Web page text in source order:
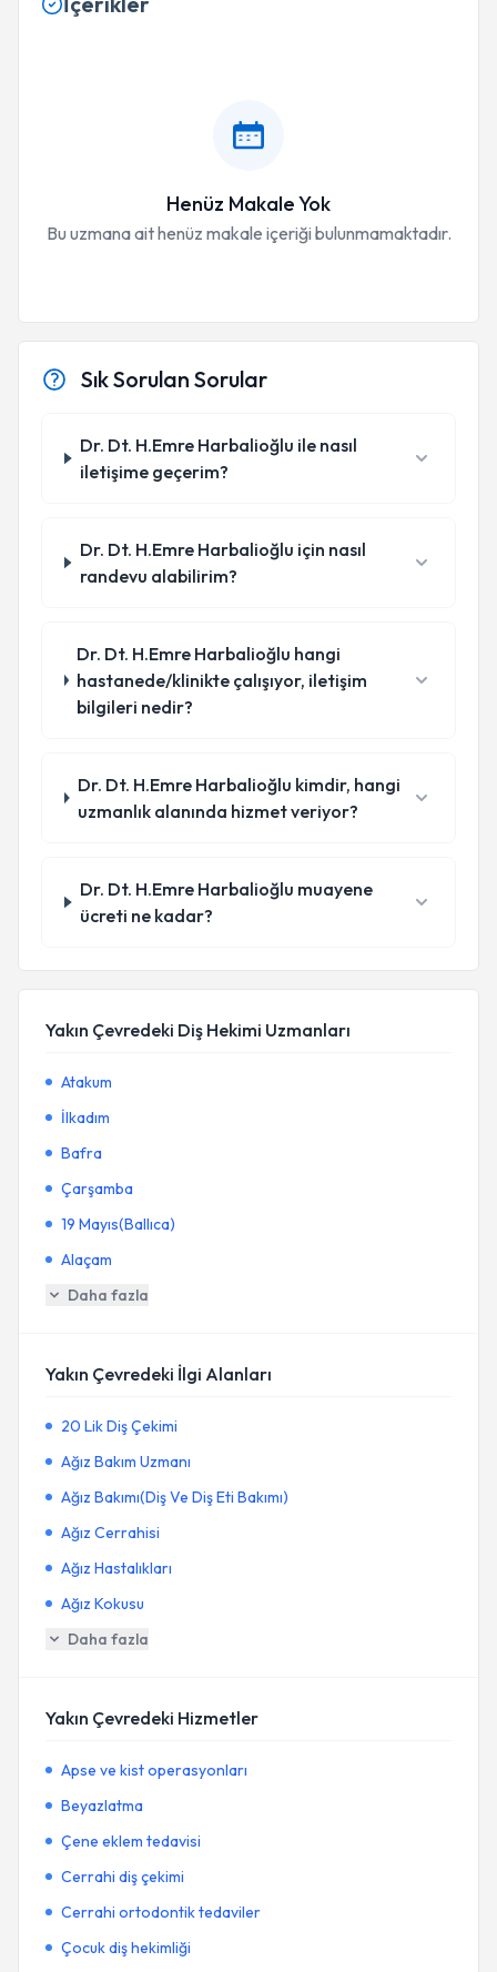
Henüz Makale Yok
Bu uzmana ait henüz makale içeriği bulunmamaktadır.
Sık Sorulan Sorular
Dr. Dt. H.Emre Harbalioğlu ile nasıl
iletişime geçerim?
Dr. Dt. H.Emre Harbalioğlu için nasıl
randevu alabilirim?
Dr. Dt. H.Emre Harbalioğlu hangi
hastanede/klinikte çalışıyor, iletişim
bilgileri nedir?
Dr. Dt. H.Emre Harbalioğlu kimdir, hangi
uzmanlık alanında hizmet veriyor?
Dr. Dt. H.Emre Harbalioğlu muayene
ücreti ne kadar?
Yakın Çevredeki Diş Hekimi Uzmanları
Atakum
İlkadım
Bafra
Çarşamba
19 Mayıs(Ballıca)
Alaçam
Daha fazla
Yakın Çevredeki İlgi Alanları
20 Lik Diş Çekimi
Ağız Bakım Uzmanı
Ağız Bakımı(Diş Ve Diş Eti Bakımı)
Ağız Cerrahisi
Ağız Hastalıkları
Ağız Kokusu
Daha fazla
Yakın Çevredeki Hizmetler
Apse ve kist operasyonları
Beyazlatma
Çene eklem tedavisi
Cerrahi diş çekimi
Cerrahi ortodontik tedaviler
Çocuk diş hekimliği